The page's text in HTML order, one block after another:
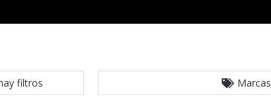
filtros Marcas